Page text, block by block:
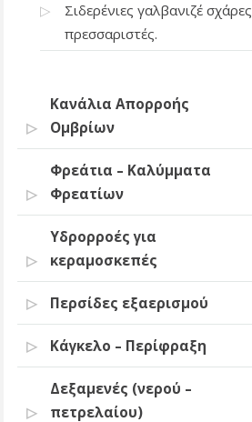
Σιδερένιες γαλβανιζέ σχάρες
πρεσσαριστές.
Κανάλια Απορροής
Ομβρίων
Φρεάτια – Καλύμματα
Φρεατίων
Υδρορροές για
κεραμοσκεπές
Περσίδες εξαερισμού
Κάγκελο – Περίφραξη
Δεξαμενές (νερού –
πετρελαίου)